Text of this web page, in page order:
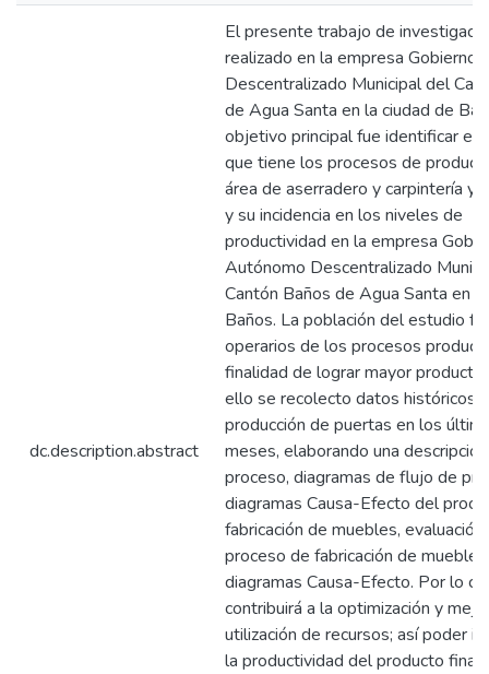
dc.description.abstract
El presente trabajo de
realizado en la empresa Gobierno
Descentralizado Municipal del
de Agua Santa en la ciudad de
objetivo principal fue identificar el
que tiene los procesos de
área de aserradero y carpintería y
y su incidencia en los niveles de
productividad en la empresa
Autónomo Descentralizado
Cantón Baños de Agua Santa en
Baños. La población del estudio
operarios de los procesos
finalidad de lograr mayor
ello se recolecto datos históricos
producción de puertas en los
meses, elaborando una
proceso, diagramas de flujo de
diagramas Causa-Efecto del
fabricación de muebles,
proceso de fabricación de
diagramas Causa-Efecto. Por lo
contribuirá a la optimización y
utilización de recursos; así poder
la productividad del producto final